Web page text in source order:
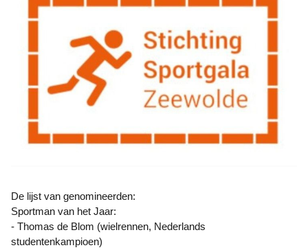
De lijst van genomineerden:
Sportman van het Jaar:
- Thomas de Blom (wielrennen, Nederlands
studentenkampioen)